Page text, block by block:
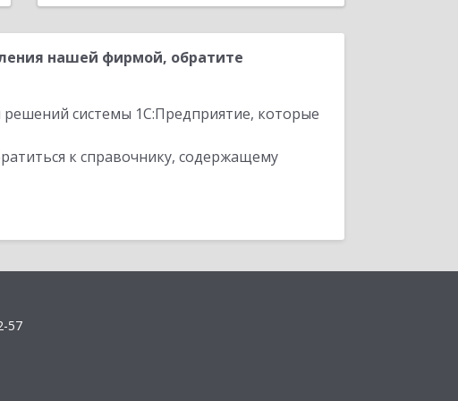
нашей фирмой, обратите
решений системы 1С:Предприятие, которые
к справочнику, содержащему
57